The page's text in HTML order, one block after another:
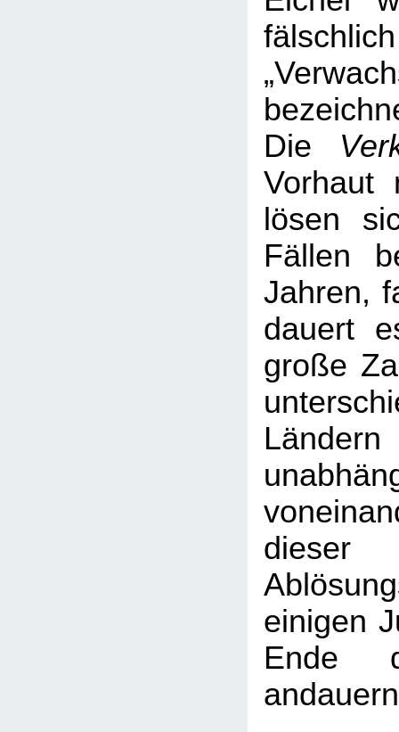
Die
Vorhaut
lösen
Fällen
Jahren,
dauert
große
einigen
Ende